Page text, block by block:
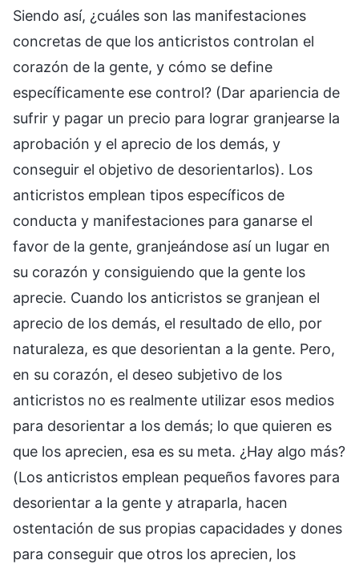
Siendo así, ¿cuáles son las manifestaciones
concretas de que los anticristos controlan el
corazón de la gente, y cómo se define
específicamente ese control? (Dar apariencia de
sufrir y pagar un precio para lograr granjearse la
aprobación y el aprecio de los demás, y
conseguir el objetivo de desorientarlos). Los
anticristos emplean tipos específicos de
conducta y manifestaciones para ganarse el
favor de la gente, granjeándose así un lugar en
su corazón y consiguiendo que la gente los
aprecie. Cuando los anticristos se granjean el
aprecio de los demás, el resultado de ello, por
naturaleza, es que desorientan a la gente. Pero,
en su corazón, el deseo subjetivo de los
anticristos no es realmente utilizar esos medios
para desorientar a los demás; lo que quieren es
que los aprecien, esa es su meta. ¿Hay algo más?
(Los anticristos emplean pequeños favores para
desorientar a la gente y atraparla, hacen
ostentación de sus propias capacidades y dones
para conseguir que otros los aprecien, los